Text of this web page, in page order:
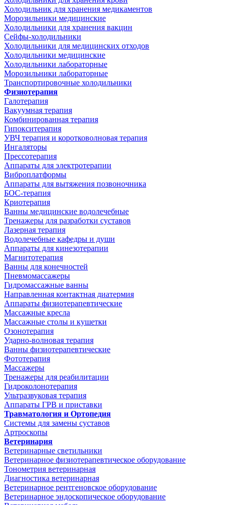
Холодильник для хранения медикаментов
Морозильники медицинские
Холодильники для хранения вакцин
Сейфы-холодильники
Холодильники для медицинских отходов
Холодильники медицинские
Холодильники лабораторные
Морозильники лабораторные
Транспортировочные холодильники
Физиотерапия
Галотерапия
Вакуумная терапия
Комбинированная терапия
Гипокситерапия
УВЧ терапия и коротковолновая терапия
Ингаляторы
Прессотерапия
Аппараты для электротерапии
Виброплатформы
Аппараты для вытяжения позвоночника
БОС-терапия
Криотерапия
Ванны медицинские водолечебные
Тренажеры для разработки суставов
Лазерная терапия
Водолечебные кафедры и души
Аппараты для кинезотерапии
Магнитотерапия
Ванны для конечностей
Пневмомассажеры
Гидромассажные ванны
Направленная контактная диатермия
Аппараты физиотерапевтические
Массажные кресла
Массажные столы и кушетки
Озонотерапия
Ударно-волновая терапия
Ванны физиотерапевтические
Фототерапия
Массажеры
Тренажеры для реабилитации
Гидроколонотерапия
Ультразвуковая терапия
Аппараты ГРВ и приставки
Травматология и Ортопедия
Системы для замены суставов
Артроскопы
Ветеринария
Ветеринарные светильники
Ветеринарное физиотерапевтическое оборудование
Тонометрия ветеринарная
Диагностика ветеринарная
Ветеринарное рентгеновское оборудование
Ветеринарное эндоскопическое оборудование